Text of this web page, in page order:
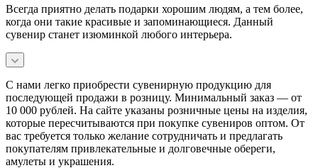
Всегда приятно делать подарки хорошим людям, а тем более,
когда они такие красивые и запоминающиеся. Данный
сувенир станет изюминкой любого интерьера.
С нами легко приобрести сувенирную продукцию для
последующей продажи в розницу. Минимальный заказ — от
10 000 рублей. На сайте указаны розничные цены на изделия,
которые пересчитываются при покупке сувениров оптом. От
вас требуется только желание сотрудничать и предлагать
покупателям привлекательные и долговечные обереги,
амулеты и украшения.